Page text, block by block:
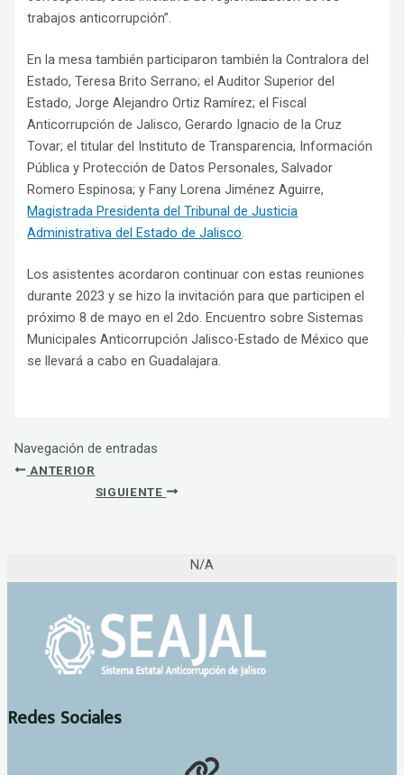
trabajos anticorrupción”.
En la mesa también participaron también la Contralora del
Estado, Teresa Brito Serrano; el Auditor Superior del
Estado, Jorge Alejandro Ortiz Ramírez; el Fiscal
Anticorrupción de Jalisco, Gerardo Ignacio de la Cruz
Tovar; el titular del Instituto de Transparencia, Información
Pública y Protección de Datos Personales, Salvador
Romero Espinosa; y Fany Lorena Jiménez Aguirre,
Magistrada Presidenta del Tribunal de Justicia
Administrativa del Estado de Jalisco.
Los asistentes acordaron continuar con estas reuniones
durante 2023 y se hizo la invitación para que participen el
próximo 8 de mayo en el 2do. Encuentro sobre Sistemas
Municipales Anticorrupción Jalisco-Estado de México que
se llevará a cabo en Guadalajara.
Navegación de entradas
ANTERIOR
SIGUIENTE
N/A
Redes Sociales